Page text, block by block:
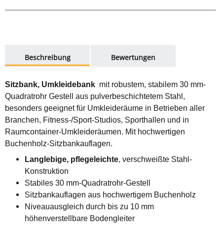
Beschreibung
Bewertungen
Sitzbank, Umkleidebank mit robustem, stabilem 30 mm-
Quadratrohr Gestell aus pulverbeschichtetem Stahl,
besonders geeignet für Umkleideräume in Betrieben aller
Branchen, Fitness-/Sport-Studios, Sporthallen und in
Raumcontainer-Umkleideräumen. Mit hochwertigen
Buchenholz-Sitzbankauflagen.
Langlebige, pflegeleichte, verschweißte Stahl-
Konstruktion
Stabiles 30 mm-Quadratrohr-Gestell
Sitzbankauflagen aus hochwertigem Buchenholz
Niveauausgleich durch bis zu 10 mm
höhenverstellbare Bodengleiter